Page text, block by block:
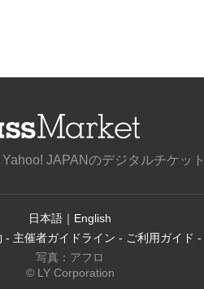
JAPANのデジタルチケット
日本語 ｜ English
- 主催者ガイドライン - ご利用ガイド -
写真：アフロ
© LY Corporation